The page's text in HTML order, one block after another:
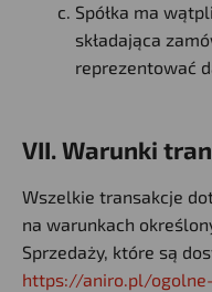
Spółka ma
składająca
reprezentować
VII. Warunki
Wszelkie transakcje
na warunkach
Sprzedaży, które są
https://aniro.pl/